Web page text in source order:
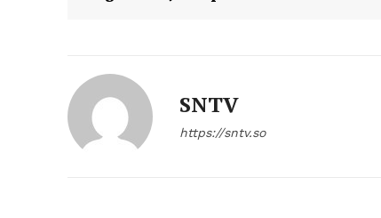
SNTV
https://sntv.so